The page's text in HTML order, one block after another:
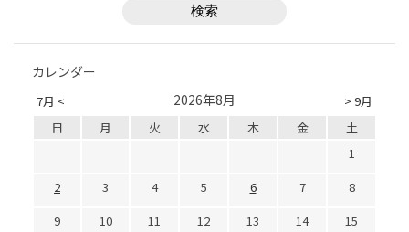
カレンダー
7月 < > 9月
2026年8月
日 月 火 水 木 金
土
1
2
3 4 5 6 7
8
9
10 11 12 13 14
15